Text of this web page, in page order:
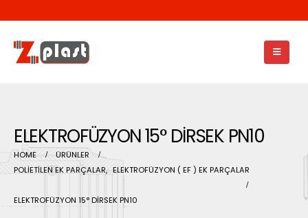
ELEKTROFÜZYON 15° DİRSEK PN10
HOME
ÜRÜNLER
POLİETİLEN EK PARÇALAR, ELEKTROFÜZYON ( EF ) EK PARÇALAR
ELEKTROFÜZYON 15° DİRSEK PN10